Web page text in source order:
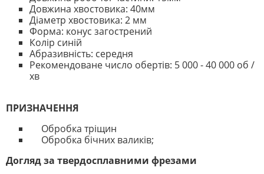
Довжина хвостовика: 40мм
Діаметр хвостовика: 2 мм
Форма: конус загострений
Колір синій
Абразивність: середня
Рекомендоване число обертів: 5 000 - 40 000 об /
хв
ПРИЗНАЧЕННЯ
Обробка тріщин
Обробка бічних валиків;
Догляд за твердосплавними фрезами